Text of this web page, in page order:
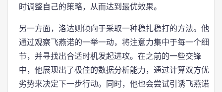
时调整自己的策略，从而达到最优效果。
另一方面，洛达则倾向于采取一种稳扎稳打的方法。他
通过观察飞燕诺的一举一动，将注意力集中于每一个细
节，并寻找出合适时机发起进攻。在之前的一些交锋
中，他展现出了极佳的数据分析能力，通过计算双方优
劣势来决定下一步行动。同时，他也会尝试引诱飞燕诺